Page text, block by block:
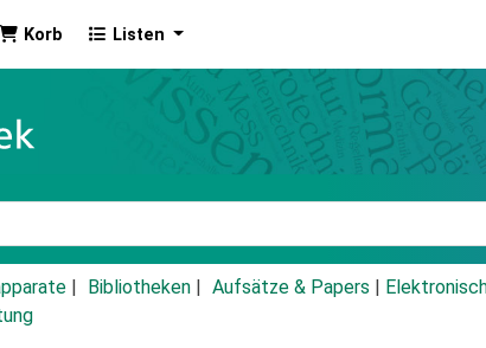
Korb Listen
Bibliotheken Aufsätze & Papers